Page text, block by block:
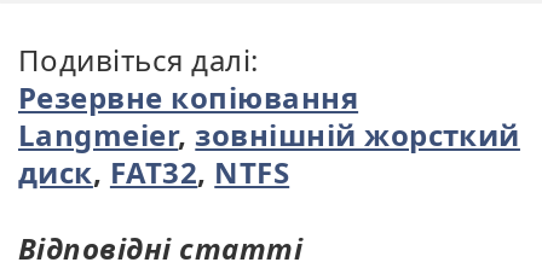
Подивіться далі:
Резервне копіювання
Langmeier, зовнішній жорсткий
диск, FAT32, NTFS
Відповідні статті